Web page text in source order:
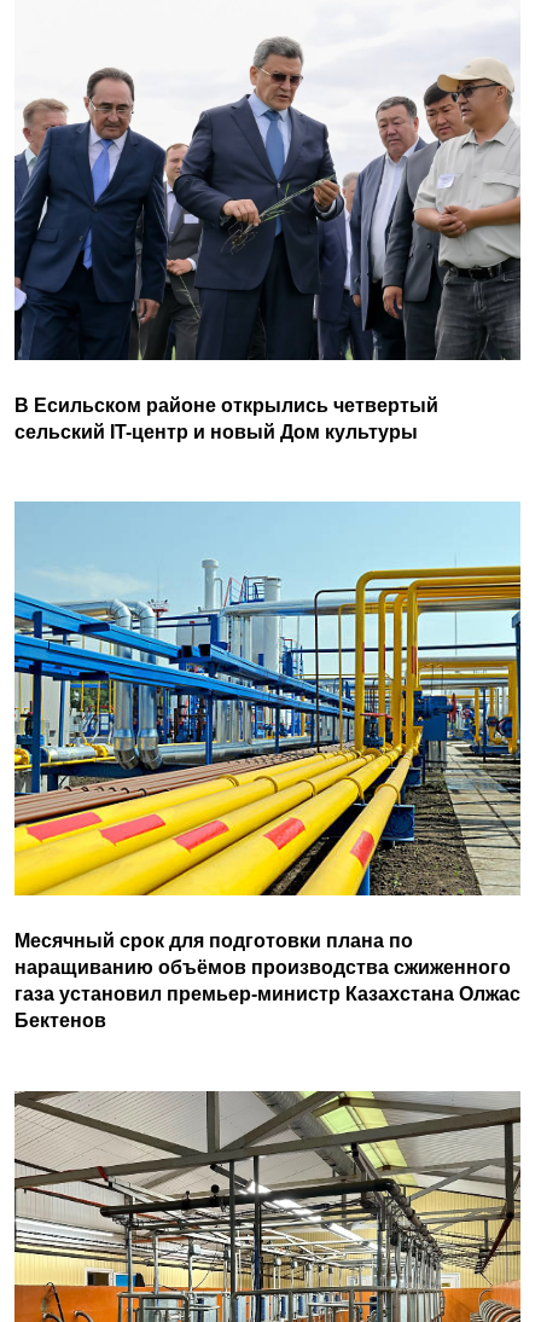
В Есильском районе открылись четвертый
сельский IT-центр и новый Дом культуры
Месячный срок для подготовки плана по
наращиванию объёмов производства сжиженного
газа установил премьер-министр Казахстана Олжас
Бектенов